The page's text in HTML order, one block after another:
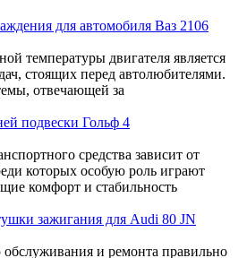
для автомобиля Ваз 2106
температуры двигателя является
стоящих перед автолюбителями.
отвечающей за
подвески Гольф 4
средства зависит от
которых особую роль играют
комфорт и стабильность
зажигания для Audi 80 JN
и ремонта правильно